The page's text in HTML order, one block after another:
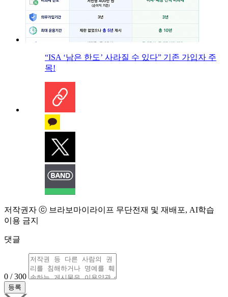
“ISA ‘남은 한도’ 사라질 수 있다” 기존 가입자 주
목!
저작권자 ⓒ 브라보마이라이프 무단전재 및 재배포, AI학습
이용 금지
댓글
0 / 300